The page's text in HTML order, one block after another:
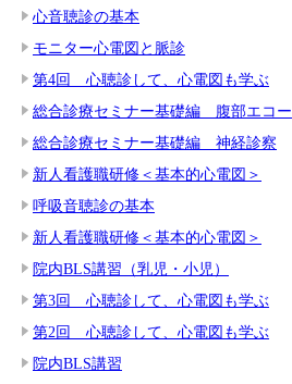
心音聴診の基本
モニター心電図と脈診
第4回 心聴診して、心電図も学ぶ
総合診療セミナー基礎編 腹部エコー
総合診療セミナー基礎編 神経診察
新人看護職研修＜基本的心電図＞
呼吸音聴診の基本
新人看護職研修＜基本的心電図＞
院内BLS講習（乳児・小児）
第3回 心聴診して、心電図も学ぶ
第2回 心聴診して、心電図も学ぶ
院内BLS講習